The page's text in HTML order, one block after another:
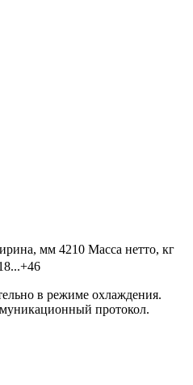
мм 4210 Масса нетто, кг
в режиме охлаждения.
протокол.